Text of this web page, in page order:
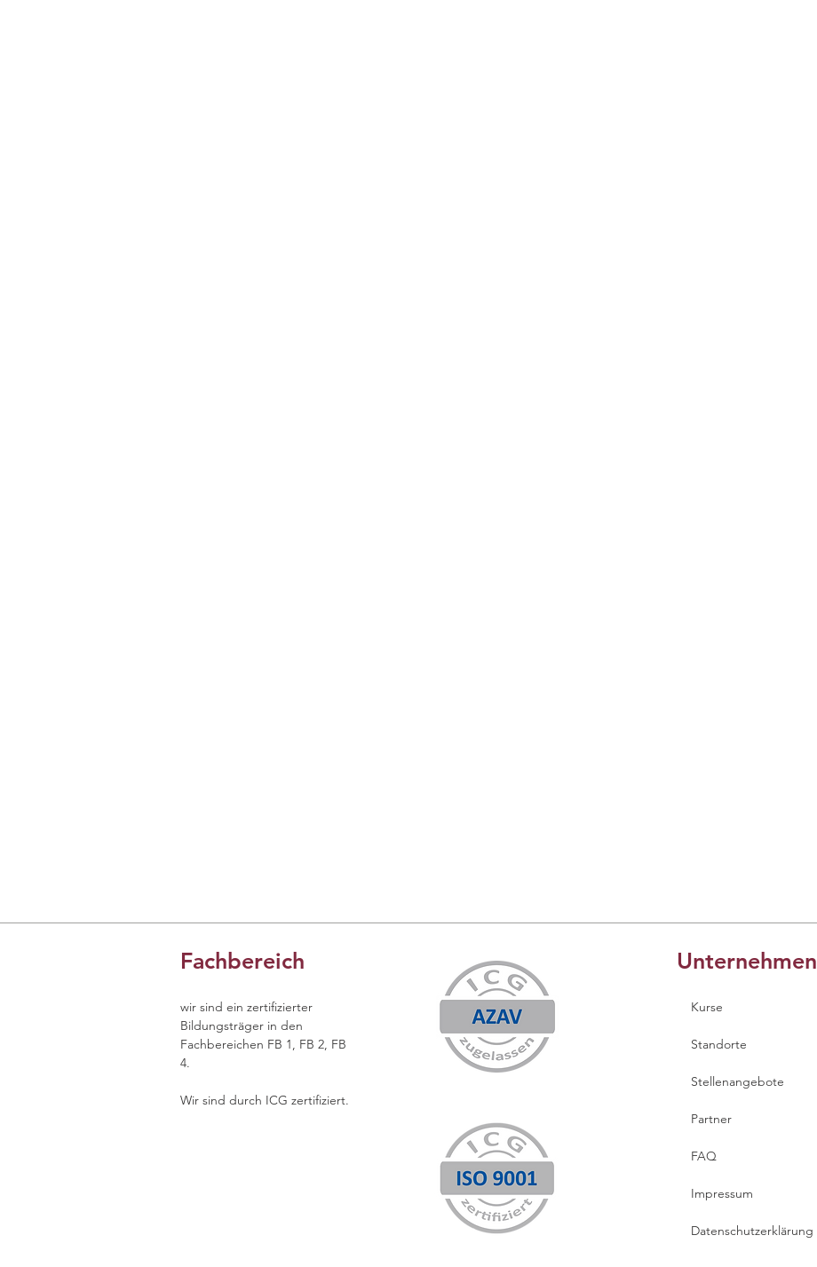
Fachbereich
wir sind ein zertifizierter
Bildungsträger in den
Fachbereichen FB 1, FB 2, FB
4.
Wir sind durch ICG zertifiziert.
Unternehmen
Kurse
Standorte
Stellenangebote
Partner
FAQ
Impressum
Datenschutzerklärung